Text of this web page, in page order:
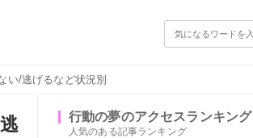
い/逃げるなど状況別
行動の夢のアクセスランキング
人気のある記事ランキング